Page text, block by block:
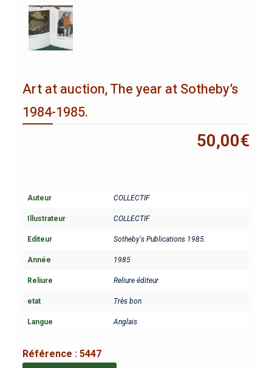
Art at auction, The year at Sotheby’s
1984-1985.
50,00€
Auteur COLLECTIF
Illustrateur COLLECTIF
Editeur Sotheby's Publications 1985.
Année 1985
Reliure Reliure éditeur
etat Très bon
Langue Anglais
Référence : 5447